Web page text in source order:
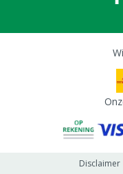
Disclaimer